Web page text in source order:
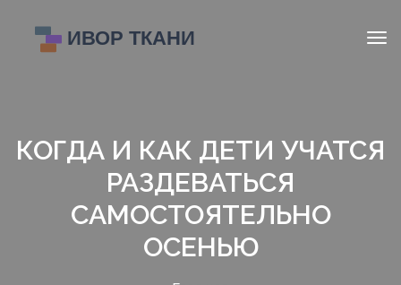
КОГДА И КАК ДЕТИ УЧАТСЯ
РАЗДЕВАТЬСЯ
САМОСТОЯТЕЛЬНО
ОСЕНЬЮ